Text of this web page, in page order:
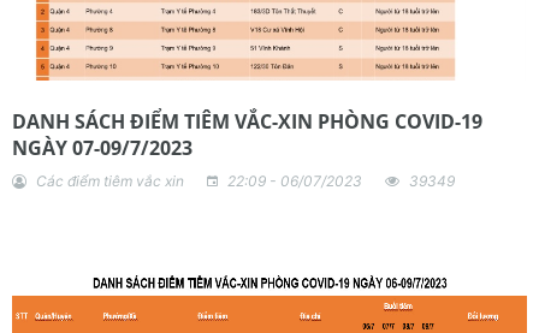
DANH SÁCH ĐIỂM TIÊM VẮC-XIN PHÒNG COVID-19
NGÀY 07-09/7/2023
Các điểm tiêm vắc xin 22:09 - 06/07/2023 39349